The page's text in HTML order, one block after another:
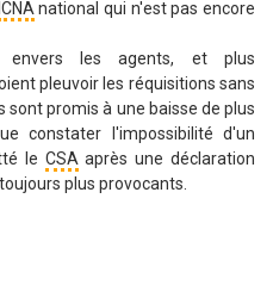
ICNA national qui n'est pas encore
envers les agents, et plus
pleuvoir les réquisitions sans
promis à une baisse de plus
constater l'impossibilité d'un
le CSA après une déclaration
plus provocants.